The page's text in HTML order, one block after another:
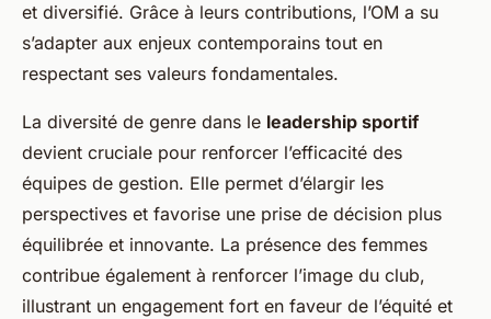
et diversifié. Grâce à leurs contributions, l’OM a su
s’adapter aux enjeux contemporains tout en
respectant ses valeurs fondamentales.
La diversité de genre dans le leadership sportif
devient cruciale pour renforcer l’efficacité des
équipes de gestion. Elle permet d’élargir les
perspectives et favorise une prise de décision plus
équilibrée et innovante. La présence des femmes
contribue également à renforcer l’image du club,
illustrant un engagement fort en faveur de l’équité et